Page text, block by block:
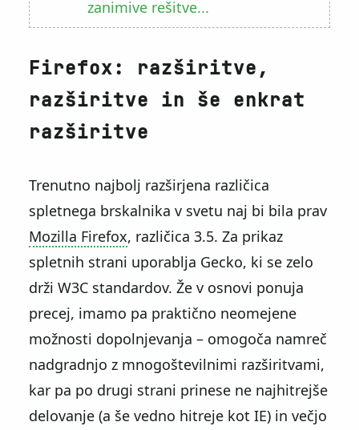
zanimive rešitve...
Firefox: razširitve,
razširitve in še enkrat
razširitve
Trenutno najbolj razširjena različica
spletnega brskalnika v svetu naj bi bila prav
Mozilla Firefox, različica 3.5. Za prikaz
spletnih strani uporablja Gecko, ki se zelo
drži W3C standardov. Že v osnovi ponuja
precej, imamo pa praktično neomejene
možnosti dopolnjevanja – omogoča namreč
nadgradnjo z mnogoštevilnimi razširitvami,
kar pa po drugi strani prinese ne najhitrejše
delovanje (a še vedno hitreje kot IE) in večjo